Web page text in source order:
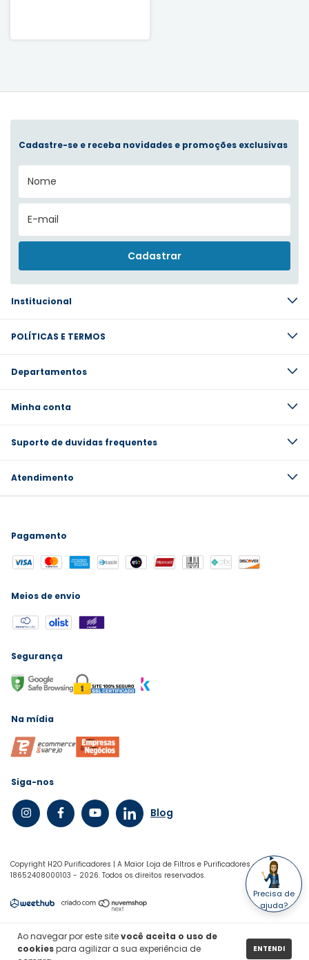
Ao navegar por este sitevocê aceita o uso de
cookiespara agilizar a sua experiência de
ENTENDI
Precisa de
ajuda?
Institucional
POLÍTICAS E TERMOS
Departamentos
Minha conta
Suporte de duvidas frequentes
Atendimento
Cadastre-se e receba novidades e promoções exclusivas
Pagamento
Meios de envio
Segurança
Na mídia
Siga-nos
Blog
Copyright H2O Purificadores | A Maior Loja de Filtros e Purificadores -
18652408000103 - 2026. Todos os direitos reservados.